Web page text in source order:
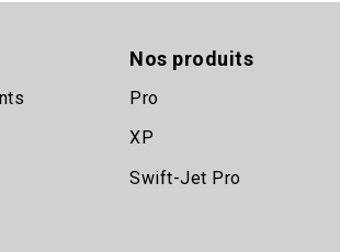
Nos produits
Pro
XP
Swift-Jet Pro